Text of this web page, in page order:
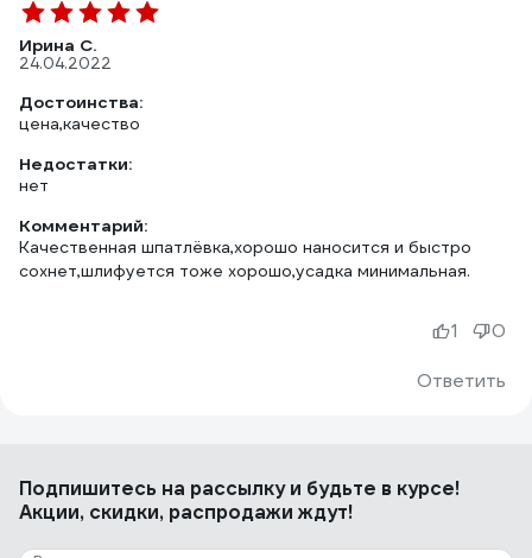
Ирина С.
24.04.2022
Достоинства:
цена,качество
Недостатки:
нет
Комментарий:
Качественная шпатлёвка,хорошо наносится и быстро
сохнет,шлифуется тоже хорошо,усадка минимальная.
Ответить
1 0
Подпишитесь на рассылкуи будьте в курсе!
Акции, скидки, распродажи ждут!